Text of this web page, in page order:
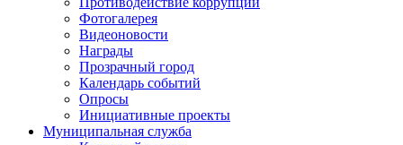
Фотогалерея
Видеоновости
Награды
Прозрачный город
Календарь событий
Опросы
Инициативные проекты
Муниципальная служба